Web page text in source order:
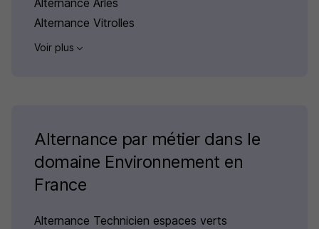
Alternance Arles
Alternance Vitrolles
Voir plus
Alternance par métier dans le
domaine Environnement en
France
Alternance Technicien espaces verts